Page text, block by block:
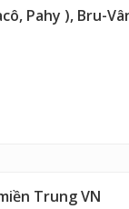
Pahy ), Bru-
Trung VN